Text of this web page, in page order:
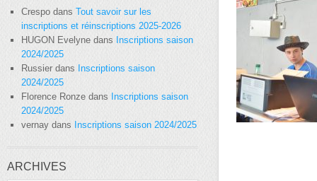
Crespo dans Tout savoir sur les
inscriptions et réinscriptions 2025-2026
HUGON Evelyne dans Inscriptions saison
2024/2025
Russierdans Inscriptions saison
2024/2025
Florence Ronze dans Inscriptions saison
2024/2025
vernay dans Inscriptions saison 2024/2025
ARCHIVES